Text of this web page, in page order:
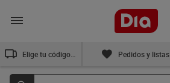
Pedidos y listas